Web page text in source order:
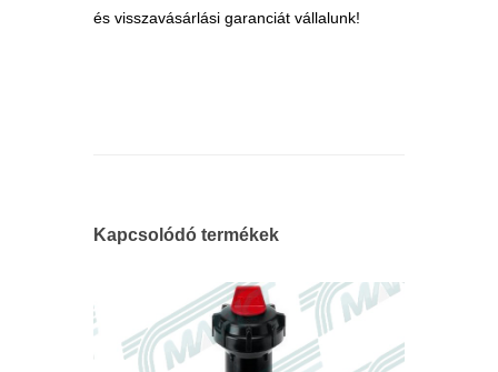
és visszavásárlási garanciát vállalunk!
Kapcsolódó termékek